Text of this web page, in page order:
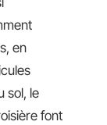
en
sol, le
font